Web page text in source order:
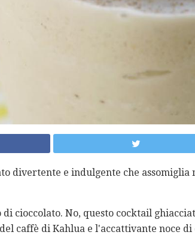
divertente e indulgente che assomiglia
cioccolato. No, questo cocktail
caffè di Kahlua e l'accattivante noce